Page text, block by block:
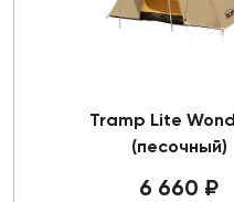
Tramp Lite
(песочный)
6 660 ₽